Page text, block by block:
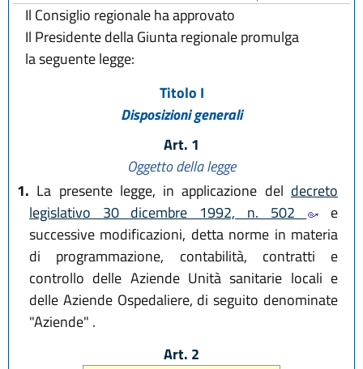
Il Consiglio regionale ha approvato
Il Presidente della Giunta regionale promulga
la seguente legge:
Titolo I
Disposizioni generali
Art. 1
Oggetto della legge
1. La presente legge, in applicazione del decreto
legislativo 30 dicembre 1992, n. 502
e
successive modificazioni, detta norme in materia
di programmazione, contabilità, contratti e
controllo delle Aziende Unità sanitarie locali e
delle Aziende Ospedaliere, di seguito denominate
"Aziende" .
Art. 2